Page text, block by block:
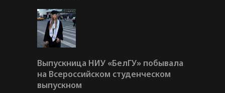
Выпускница НИУ «БелГУ» побывала
на Всероссийском студенческом
выпускном